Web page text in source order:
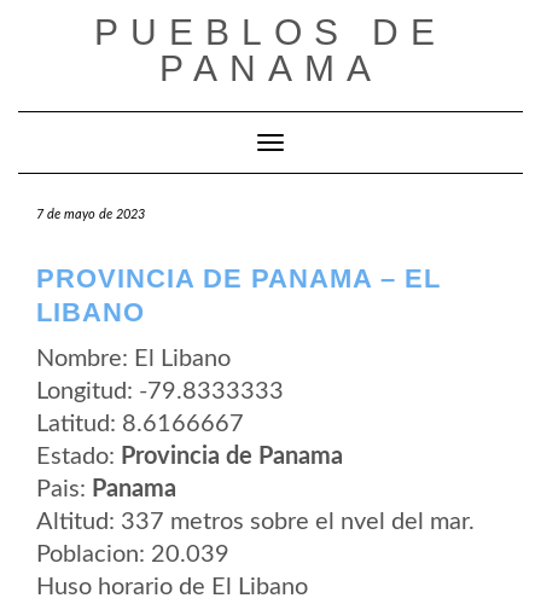
PUEBLOS DE
PANAMA
Cambiar modo de navegación
7 de mayo de 2023
PROVINCIA DE PANAMA – EL
LIBANO
Nombre: El Libano
Longitud: -79.8333333
Latitud: 8.6166667
Estado: Provincia de Panama
Pais: Panama
Altitud: 337 metros sobre el nvel del mar.
Poblacion: 20.039
Huso horario de El Libano